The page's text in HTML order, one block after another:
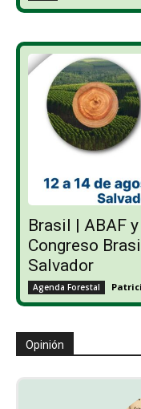
Brasil | ABAF
Congreso
Salvador
Agenda Forestal
Opinión